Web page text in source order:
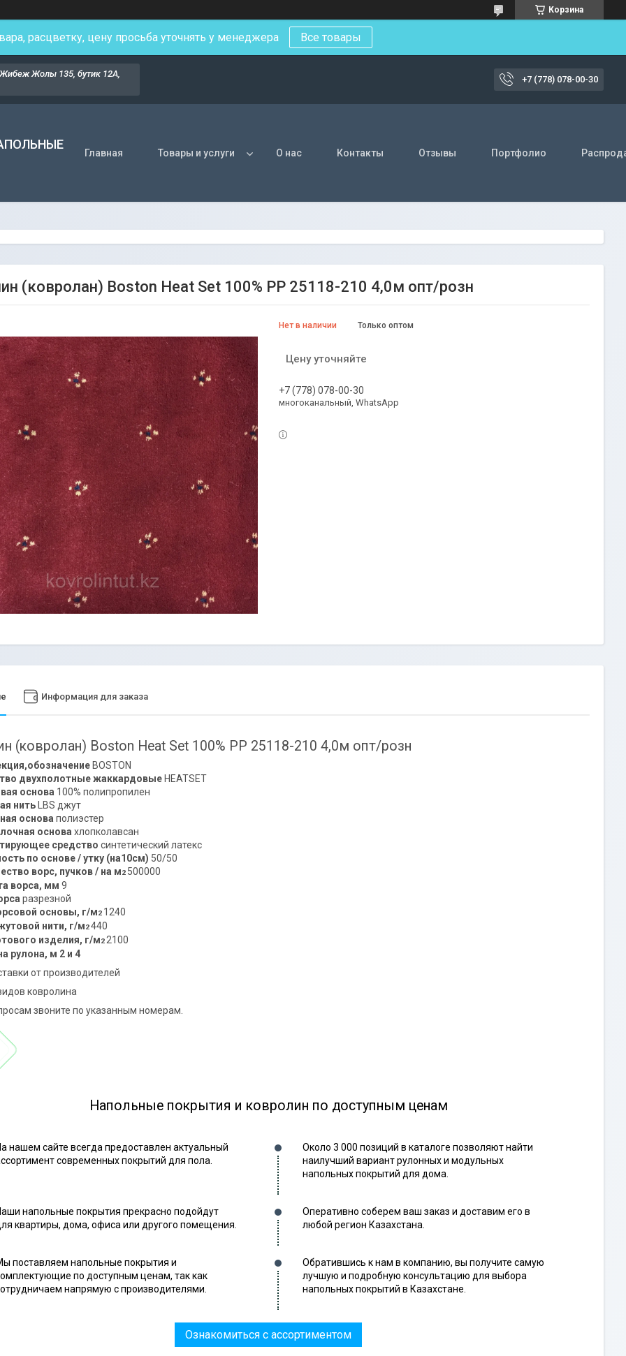
Корзина
расцветку, цену просьба уточнять у менеджера Все товары
Жолы 135, бутик 12А,
+7 (778) 078-00-30
Главная Товары и услуги О нас Контакты Отзывы Портфолио
(ковролан) Boston Heat Set 100% PP 25118-210 4,0м опт/розн
Нет в наличии Только оптом
Цену уточняйте
+7 (778) 078-00-30
многоканальный, WhatsApp
Информация для заказа
(ковролан) Boston Heat Set 100% PP 25118-210 4,0м опт/розн
BOSTON
двухполотные жаккардовые HEATSET
основа 100% полипропилен
нить
LBS джут
основа полиэстер
основа хлопколавсан
средство синтетический латекс
по основе / утку (на10см) 50/50
ворс, пучков / на м2 500000
ворса, мм 9
разрезной
основы, г/м2 1240
нити, г/м2440
изделия, г/м2 2100
рулона, м 2 и 4
от производителей
ковролина
звоните по указанным номерам.
Напольные покрытия и ковролин по доступным ценам
нашем сайте всегда предоставлен актуальный
современных покрытий для пола.
Около 3 000 позиций в каталоге позволяют найти
наилучший вариант рулонных и модульных
напольных покрытий для дома.
напольные покрытия прекрасно подойдут
квартиры, дома, офиса или другого помещения.
Оперативно соберем ваш заказ и доставим его в
любой регион Казахстана.
поставляем напольные покрытия и
по доступным ценам, так как
напрямую с производителями.
Обратившись к нам в компанию, вы получите самую
лучшую и подробную консультацию для выбора
напольных покрытий в Казахстане.
Ознакомиться с ассортиментом